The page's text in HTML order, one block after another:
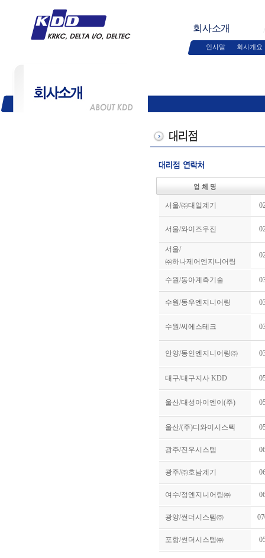
회사소개
인사말 회사개요
서울/㈜대일계기
서울/와이즈우진
서울/
㈜하나제어엔지니어링
수원/동아계측기술
수원/동우엔지니어링
수원/씨에스테크
안양/동인엔지니어링㈜
대구/대구지사 KDD
울산/대성아이엔이(주)
울산/(주)디와이시스텍
광주/진우시스템
광주/㈜호남계기
여수/정엔지니어링㈜
광양/썬더시스템㈜
포항/썬더시스템㈜